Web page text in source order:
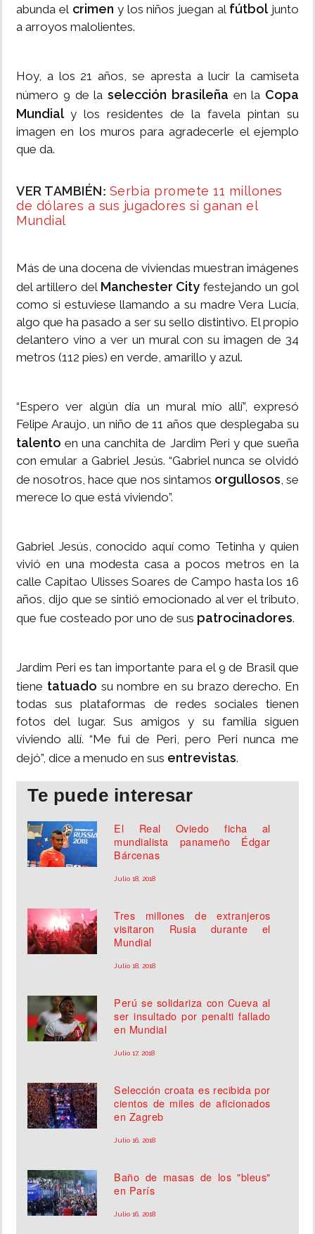
abunda el crimen y los niños juegan al fútboljunto
a arroyos malolientes.
Hoy, a los 21 años, se apresta a lucir la camiseta
número 9 de la selección brasileña en la Copa
Mundial y los residentes de la favela pintan su
imagen en los muros para agradecerle el ejemplo
que da.
VER TAMBIÉN: Serbia promete 11 millones
de dólares a sus jugadores si ganan el
Mundial
Más de una docena de viviendas muestran imágenes
del artillero del Manchester City festejando un gol
como si estuviese llamando a su madre Vera Lucía,
algo que ha pasado a ser su sello distintivo. El propio
delantero vino a ver un mural con su imagen de 34
metros (112 pies) en verde, amarillo y azul.
“Espero ver algún día un mural mío allí”, expresó
Felipe Araujo, un niño de 11 años que desplegaba su
talento en una canchita de Jardim Peri y que sueña
con emular a Gabriel Jesús. “Gabriel nunca se olvidó
de nosotros, hace que nos sintamos orgullosos, se
merece lo que está viviendo”.
Gabriel Jesús, conocido aquí como Tetinha y quien
vivió en una modesta casa a pocos metros en la
calle Capitao Ulisses Soares de Campo hasta los 16
años, dijo que se sintió emocionado al ver el tributo,
que fue costeado por uno de sus patrocinadores.
Jardim Peri es tan importante para el 9 de Brasil que
tiene tatuado su nombre en su brazo derecho. En
todas sus plataformas de redes sociales tienen
fotos del lugar. Sus amigos y su familia siguen
viviendo allí. “Me fui de Peri, pero Peri nunca me
dejó”, dice a menudo en sus entrevistas.
Te puede interesar
El Real Oviedo ficha al
mundialista panameño Édgar
Bárcenas
Julio 18, 2018
Tres millones de extranjeros
visitaron Rusia durante el
Mundial
Julio 18, 2018
Perú se solidariza con Cueva al
ser insultado por penalti fallado
en Mundial
Julio 17, 2018
Selección croata es recibida por
cientos de miles de aficionados
en Zagreb
Julio 16, 2018
Baño de masas de los "bleus"
en París
Julio 16, 2018